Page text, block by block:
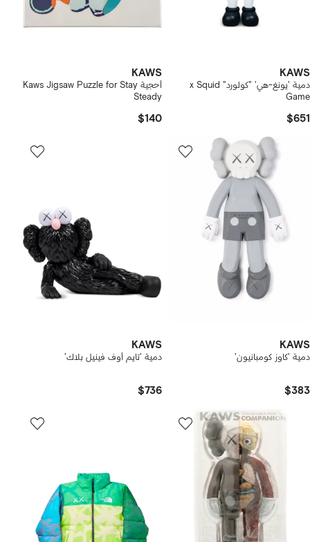
KAWS
دمية 'يونغ-هي' "كولورد" x Squid
Game
$651
KAWS
أحجية Kaws Jigsaw Puzzle for Stay
Steady
$140
KAWS
دمية 'كاوز كومبانيون'
$383
KAWS
دمية 'تايم أوف فينيل بلاك'
$736